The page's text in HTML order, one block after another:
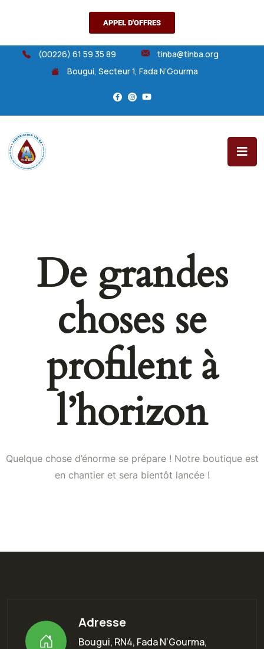
APPEL D'OFFRES
(00226) 61 59 35 89
tinba@tinba.org
Bougui, Secteur 1, Fada N’Gourma
De grandes
choses se
profilent à
l’horizon
Quelque chose d’énorme se prépare ! Notre boutique est
en chantier et sera bientôt lancée !
Adresse
Bougui, RN4, Fada N’Gourma,